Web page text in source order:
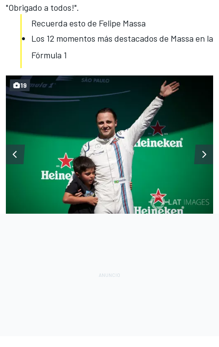
"Obrigado a todos!".
Recuerda esto de Felipe Massa
Los 12 momentos más destacados de Massa en la
Fórmula 1
19